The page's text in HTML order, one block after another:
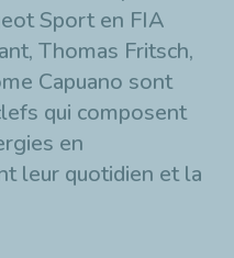
Sport en FIA
Thomas Fritsch,
Capuano sont
qui composent
en
leur quotidien et la